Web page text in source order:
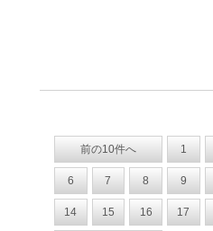
前の10件へ 1
6 7 8 9
14 15 16 17